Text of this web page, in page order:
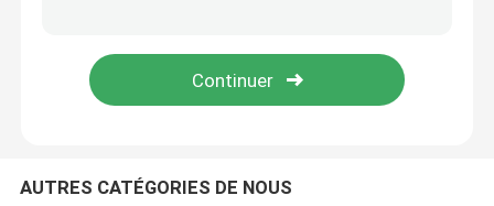
Batterie d'ascenseur de ciseaux
AUTRES CATÉGORIES DE NOUS